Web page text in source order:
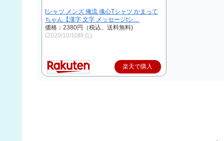
tシャツ メンズ 俺流 魂心Tシャツ かまって
ちゃん【漢字 文字 メッセージtシ…
価格：2380円（税込、送料無料)
(2020/10/10時点)
楽天で購入